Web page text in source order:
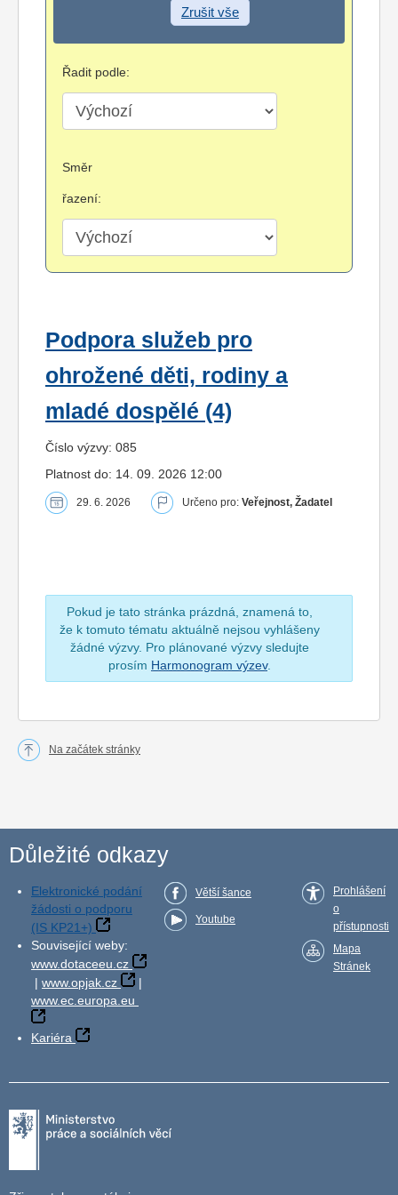
Zrušit vše
Řadit podle:
Směr
řazení:
Podpora služeb pro
ohrožené děti, rodiny a
mladé dospělé (4)
Číslo výzvy: 085
Platnost do: 14. 09. 2026 12:00
29. 6. 2026 Určeno pro: Veřejnost, Žadatel
Pokud je tato stránka prázdná, znamená to,
že k tomuto tématu aktuálně nejsou vyhlášeny
žádné výzvy. Pro plánované výzvy sledujte
prosím Harmonogram výzev.
Na začátek stránky
Důležité odkazy
Elektronické podání
žádosti o podporu
(IS KP21+)
Související weby:
www.dotaceeu.cz
| www.opjak.cz
|
www.ec.europa.eu
Kariéra
Větší šance
Youtube
Prohlášení
o
přístupnosti
Mapa
Stránek